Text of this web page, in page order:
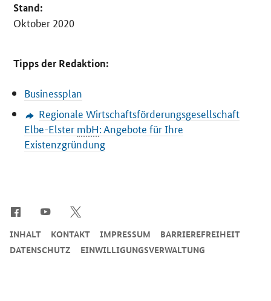
Stand:
Oktober 2020
Tipps der Redaktion:
Businessplan
Regionale Wirtschaftsförderungsgesellschaft
Elbe-Elster mbH: Angebote für Ihre
Existenzgründung
INHALT KONTAKT IMPRESSUM
BARRIEREFREIHEIT
DATENSCHUTZ
EINWILLIGUNGSVERWALTUNG